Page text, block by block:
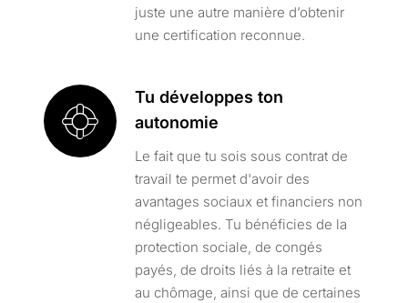
juste une autre manière d’obtenir
une certification reconnue.
Tu développes ton
autonomie
Le fait que tu sois sous contrat de
travail te permet d'avoir des
avantages sociaux et financiers non
négligeables. Tu bénéficies de la
protection sociale, de congés
payés, de droits liés à la retraite et
au chômage, ainsi que de certaines